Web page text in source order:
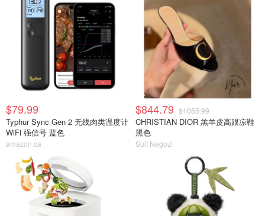
$79.99
Typhur Sync Gen 2 无线肉类温度计
WiFi 强信号 蓝色
amazon.ca
$844.79 $1055.99
CHRISTIAN DIOR 羔羊皮高跟凉鞋
黑色
Suit Negozi